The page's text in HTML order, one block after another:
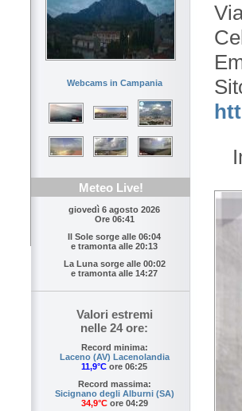
Webcams in Campania
Meteo Live!
giovedì 6 agosto 2026
Ore 06:41
Il Sole sorge alle 06:04
e tramonta alle 20:13
La Luna sorge alle 00:02
e tramonta alle 14:27
Valori estremi
nelle 24 ore:
Record minima:
Laceno (AV) Lacenolandia
11,9°C ore 06:25
Record massima:
Sicignano degli Alburni (SA)
34,9°Core 04:29